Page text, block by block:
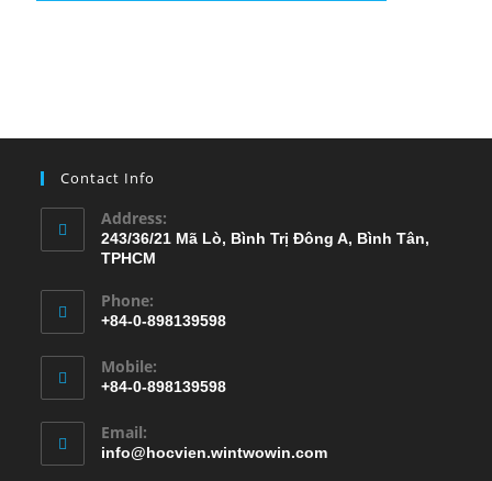
Contact Info
Address:
243/36/21 Mã Lò, Bình Trị Đông A, Bình Tân,
TPHCM
Phone:
+84-0-898139598
Mobile:
+84-0-898139598
Email:
info@hocvien.wintwowin.com